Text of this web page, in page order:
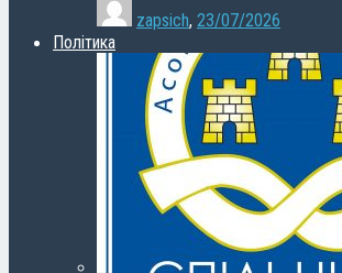
zapsich, 23/07/2026
Політика